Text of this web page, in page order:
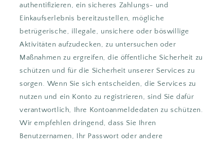
authentifizieren, ein sicheres Zahlungs- und
Einkaufserlebnis bereitzustellen, mögliche
betrügerische, illegale, unsichere oder böswillige
Aktivitäten aufzudecken, zu untersuchen oder
Maßnahmen zu ergreifen, die öffentliche Sicherheit zu
schützen und für die Sicherheit unserer Services zu
sorgen. Wenn Sie sich entscheiden, die Services zu
nutzen und ein Konto zu registrieren, sind Sie dafür
verantwortlich, Ihre Kontoanmeldedaten zu schützen.
Wir empfehlen dringend, dass Sie Ihren
Benutzernamen, Ihr Passwort oder andere